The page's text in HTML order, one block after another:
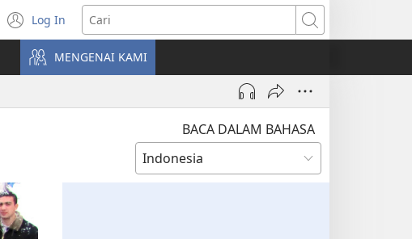
Log In
(terbuka
di
window
baru)
Cari
MENGENAI KAMI
BACA DALAM BAHASA